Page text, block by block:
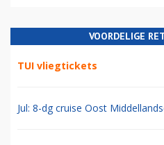
VOORDELIGE
TUI vliegtickets
Jul: 8-dg cruise Oost